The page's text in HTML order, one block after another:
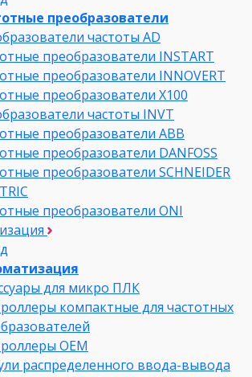
преобразователи
частоты AD
преобразователи INSTART
преобразователи INNOVERT
преобразователи Х100
частоты INVT
преобразователи ABB
преобразователи DANFOSS
преобразователи SCHNEIDER
преобразователи ONI
для микро ПЛК
компактные для частотных
ОЕМ
распределенного ввода-вывода